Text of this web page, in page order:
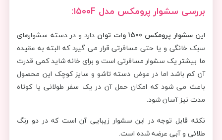
بررسی سشوار پرومکس مدل ۱۵۰۰F:
این سشوار پرومکس 1500 وات توان
دارد و در دسته سشوارهای
سبک خانگی و یا حتی مسافرتی قرار می گیرد که البته به عقیده
ما بیشتر یک سشوار مسافرتی است و برای خانه شاید کمی قدرت
آن کم باشد اما در عوض دسته تاشو و سایز کوچک این محصول
باعث می شود که امکان حمل آن در یک سفر طولانی یا کوتاه
مدت نیز آسان شود.
نکته قابل توجه در این سشوار زیبایی آن است که در دو رنگ
طلائی و آبی عرضه شده است.